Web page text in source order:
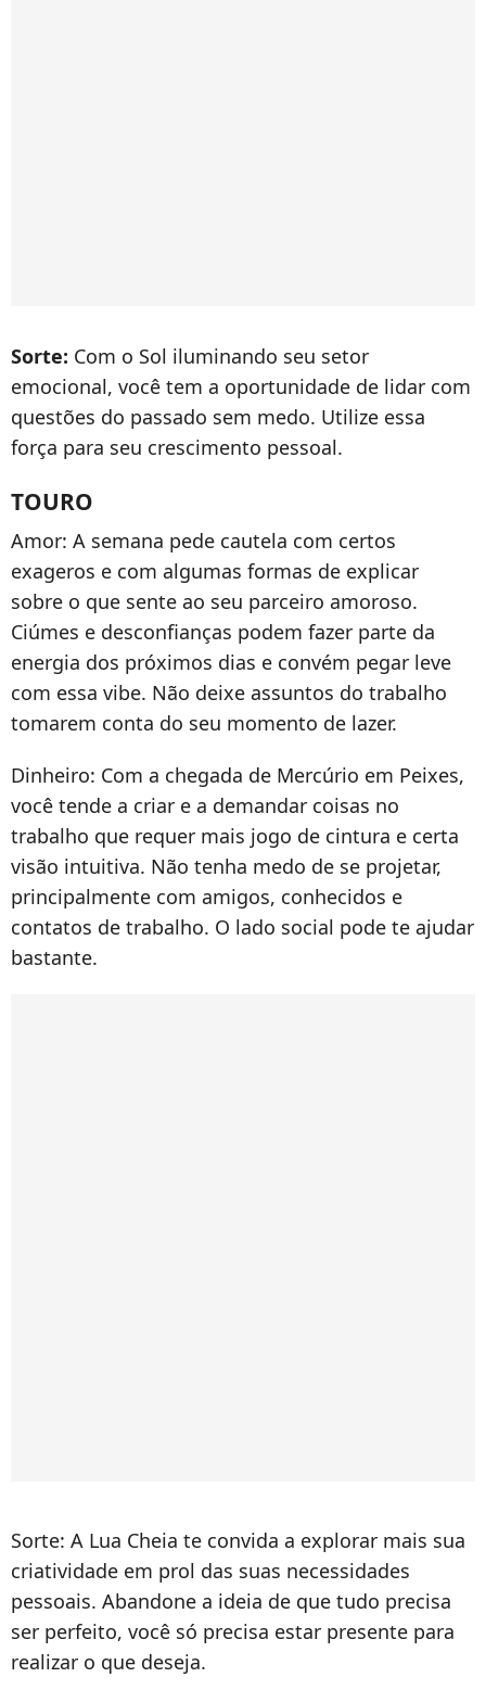
Sorte: Com o Sol iluminando seu setor
emocional, você tem a oportunidade de lidar com
questões do passado sem medo. Utilize essa
força para seu crescimento pessoal.
TOURO
Amor: A semana pede cautela com certos
exageros e com algumas formas de explicar
sobre o que sente ao seu parceiro amoroso.
Ciúmes e desconfianças podem fazer parte da
energia dos próximos dias e convém pegar leve
com essa vibe. Não deixe assuntos do trabalho
tomarem conta do seu momento de lazer.
Dinheiro: Com a chegada de Mercúrio em Peixes,
você tende a criar e a demandar coisas no
trabalho que requer mais jogo de cintura e certa
visão intuitiva. Não tenha medo de se projetar,
principalmente com amigos, conhecidos e
contatos de trabalho. O lado social pode te ajudar
bastante.
Sorte: A Lua Cheia te convida a explorar mais sua
criatividade em prol das suas necessidades
pessoais. Abandone a ideia de que tudo precisa
ser perfeito, você só precisa estar presente para
realizar o que deseja.